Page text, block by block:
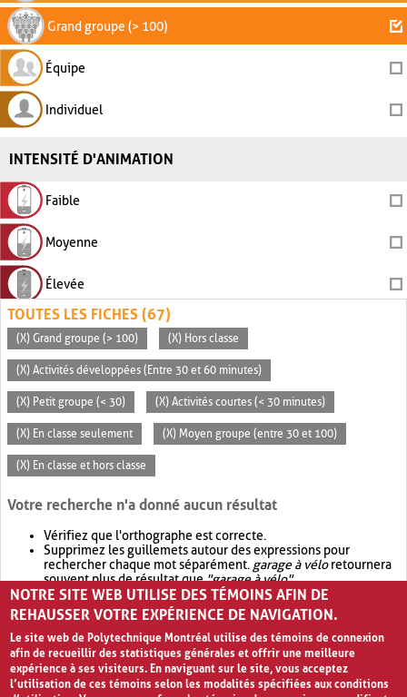
Grand groupe (> 100)
Équipe
Individuel
INTENSITÉ D'ANIMATION
Faible
Moyenne
Élevée
TOUTES LES FICHES (67)
(X) Grand groupe (> 100) (X) Hors classe
(X) Activités développées (Entre 30 et 60 minutes)
(X) Petit groupe (< 30) (X) Activités courtes (< 30 minutes)
(X) En classe seulement (X) Moyen groupe (entre 30 et 100)
(X) En classe et hors classe
Votre recherche n'a donné aucun résultat
Vérifiez que l'orthographe est correcte.
Supprimez les guillemets autour des expressions pour
rechercher chaque mot séparément. garage à véloretournera
souvent plus de résultat que"garage à vélo".
Envisagez d'élargir votre recherche avec OR.garage OR vélo
retournera souvent plus de résultat quegarage à vélo
NOTRE SITE WEB UTILISE DES TÉMOINS AFIN DE
REHAUSSER VOTRE EXPÉRIENCE DE NAVIGATION.
Le site web de Polytechnique Montréal utilise des témoins de connexion
afin de recueillir des statistiques générales et offrir une meilleure
expérience à ses visiteurs. En naviguant sur le site, vous acceptez
l’utilisation de ces témoins selon les modalités spécifiées aux conditions